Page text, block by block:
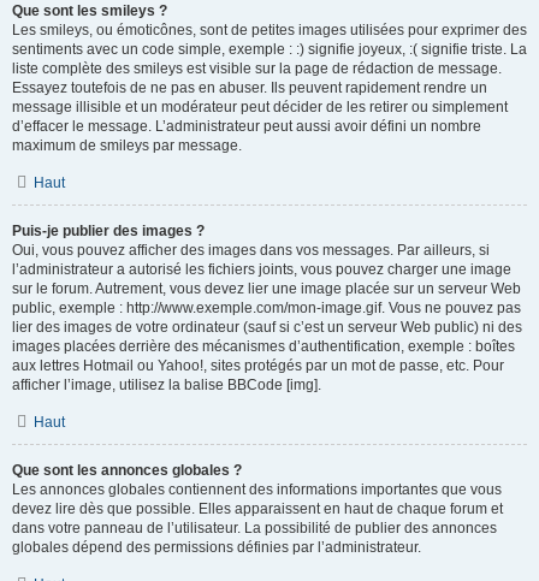
Que sont les smileys ?
Les smileys, ou émoticônes, sont de petites images utilisées pour exprimer des
sentiments avec un code simple, exemple : :) signifie joyeux, :( signifie triste. La
liste complète des smileys est visible sur la page de rédaction de message.
Essayez toutefois de ne pas en abuser. Ils peuvent rapidement rendre un
message illisible et un modérateur peut décider de les retirer ou simplement
d’effacer le message. L’administrateur peut aussi avoir défini un nombre
maximum de smileys par message.
Haut
Puis-je publier des images ?
Oui, vous pouvez afficher des images dans vos messages. Par ailleurs, si
l’administrateur a autorisé les fichiers joints, vous pouvez charger une image
sur le forum. Autrement, vous devez lier une image placée sur un serveur Web
public, exemple : http://www.exemple.com/mon-image.gif. Vous ne pouvez pas
lier des images de votre ordinateur (sauf si c’est un serveur Web public) ni des
images placées derrière des mécanismes d’authentification, exemple : boîtes
aux lettres Hotmail ou Yahoo!, sites protégés par un mot de passe, etc. Pour
afficher l’image, utilisez la balise BBCode [img].
Haut
Que sont les annonces globales ?
Les annonces globales contiennent des informations importantes que vous
devez lire dès que possible. Elles apparaissent en haut de chaque forum et
dans votre panneau de l’utilisateur. La possibilité de publier des annonces
globales dépend des permissions définies par l’administrateur.